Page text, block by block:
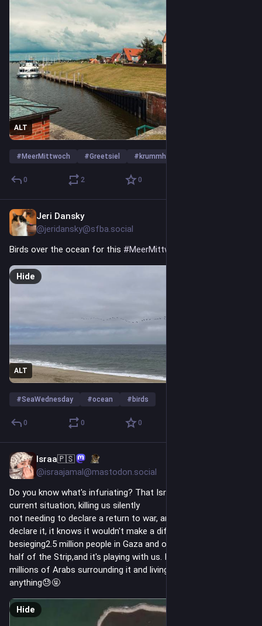
ALT
# MeerMittwoch #Greetsiel # krummhorn
0 2 0
Jeri Dansky
@jeridansky@sfba.social
Birds over the ocean for this #MeerMittwoch
ALT
Hide
#SeaWednesday #ocean # birds
0 0 0
Israa🇵🇸
@israajamal@mastodon.social
Do you know what's infuriating? That Israel is happy with the
current situation, killing us silently
not needing to declare a return to war, and even if it did
declare it, it knows it wouldn't make a difference It's
besieging2.5 million people in Gaza and occupying more than
half of the Strip,and it's playing with us. It knows that the
millions of Arabs surrounding it and living with it won't do
anything😓🤬
Hide